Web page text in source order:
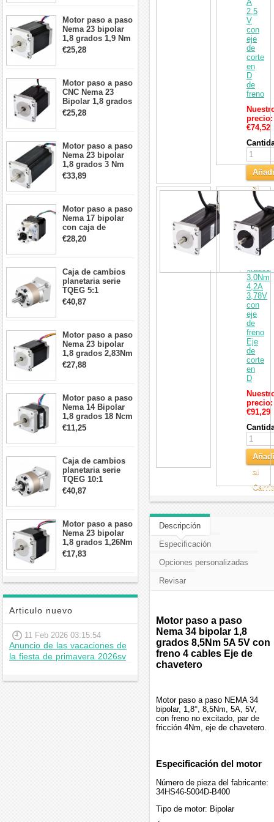
Motor paso a paso
Nema 23 bipolar
1,8 grados 1,9 Nm
2,8 A 3,2 V
57x57x76mm 4
€25,28
Motor paso a paso
CNC Nema 23
Bipolar 1,8 grados
1,9 Nm 3A 3,36 V
57x57x76mm 4
€25,28
Motor paso a paso
Nema 23 bipolar
1,8 grados 3 Nm
4,2A 57x57x114mm
motor paso a paso
€33,89
Motor paso a paso
Nema 17 bipolar
con caja de
cambios planetaria
5:1 longitud 33mm
Robot CNC DIY
€28,20
Caja de cambios
planetaria serie
TQEG 5:1
contragolpe 15
arcmin para motor
€40,87
Motor paso a paso
Nema 23 bipolar
1,8 grados 2,83Nm
4A 2,26 V
57x57x84mm 8
€27,88
Motor paso a paso
Nema 14 Bipolar
1,8 grados 18 Ncm
0,8 A 5,74 V 35 x
35 x 34 mm 4
€11,25
Caja de cambios
planetaria serie
TQEG 10:1
contragolpe 15
arcmin para motor
€40,87
Motor paso a paso
Nema 23 bipolar
1,8 grados 1,26Nm
2,8A 2,5V
57x57x56mm 4
€17,83
Articulo nuevo
11 Feb 2026 03:15:54
Anuncio de las vacaciones de
la fiesta de primavera 2026sv
A
2,5
V
con
eje
de
corte
en
D
de
freno
precio:
€74,52
al
Motor
paso
paso
Nema
23
bipolar
grados
3,0Nm
4,2A
3,78V
con
eje
de
freno
Eje
de
corte
en
D
precio:
€91,29
al
Descripción
Especificación
Opciones personalizadas
Revisar
Motor paso a paso
Nema 34 bipolar 1,8
grados 8,5Nm 5A 5V con
freno 4 cables Eje de
chavetero
Motor paso a paso NEMA 34
bipolar, 1,8°, 8,5Nm, 5A, 5V,
con freno no excitado, par de
fricción 4Nm, eje de chavetero.
Especificación del motor
Número de pieza del fabricante:
34HS46-5004D-B400
Tipo de motor: Bipolar